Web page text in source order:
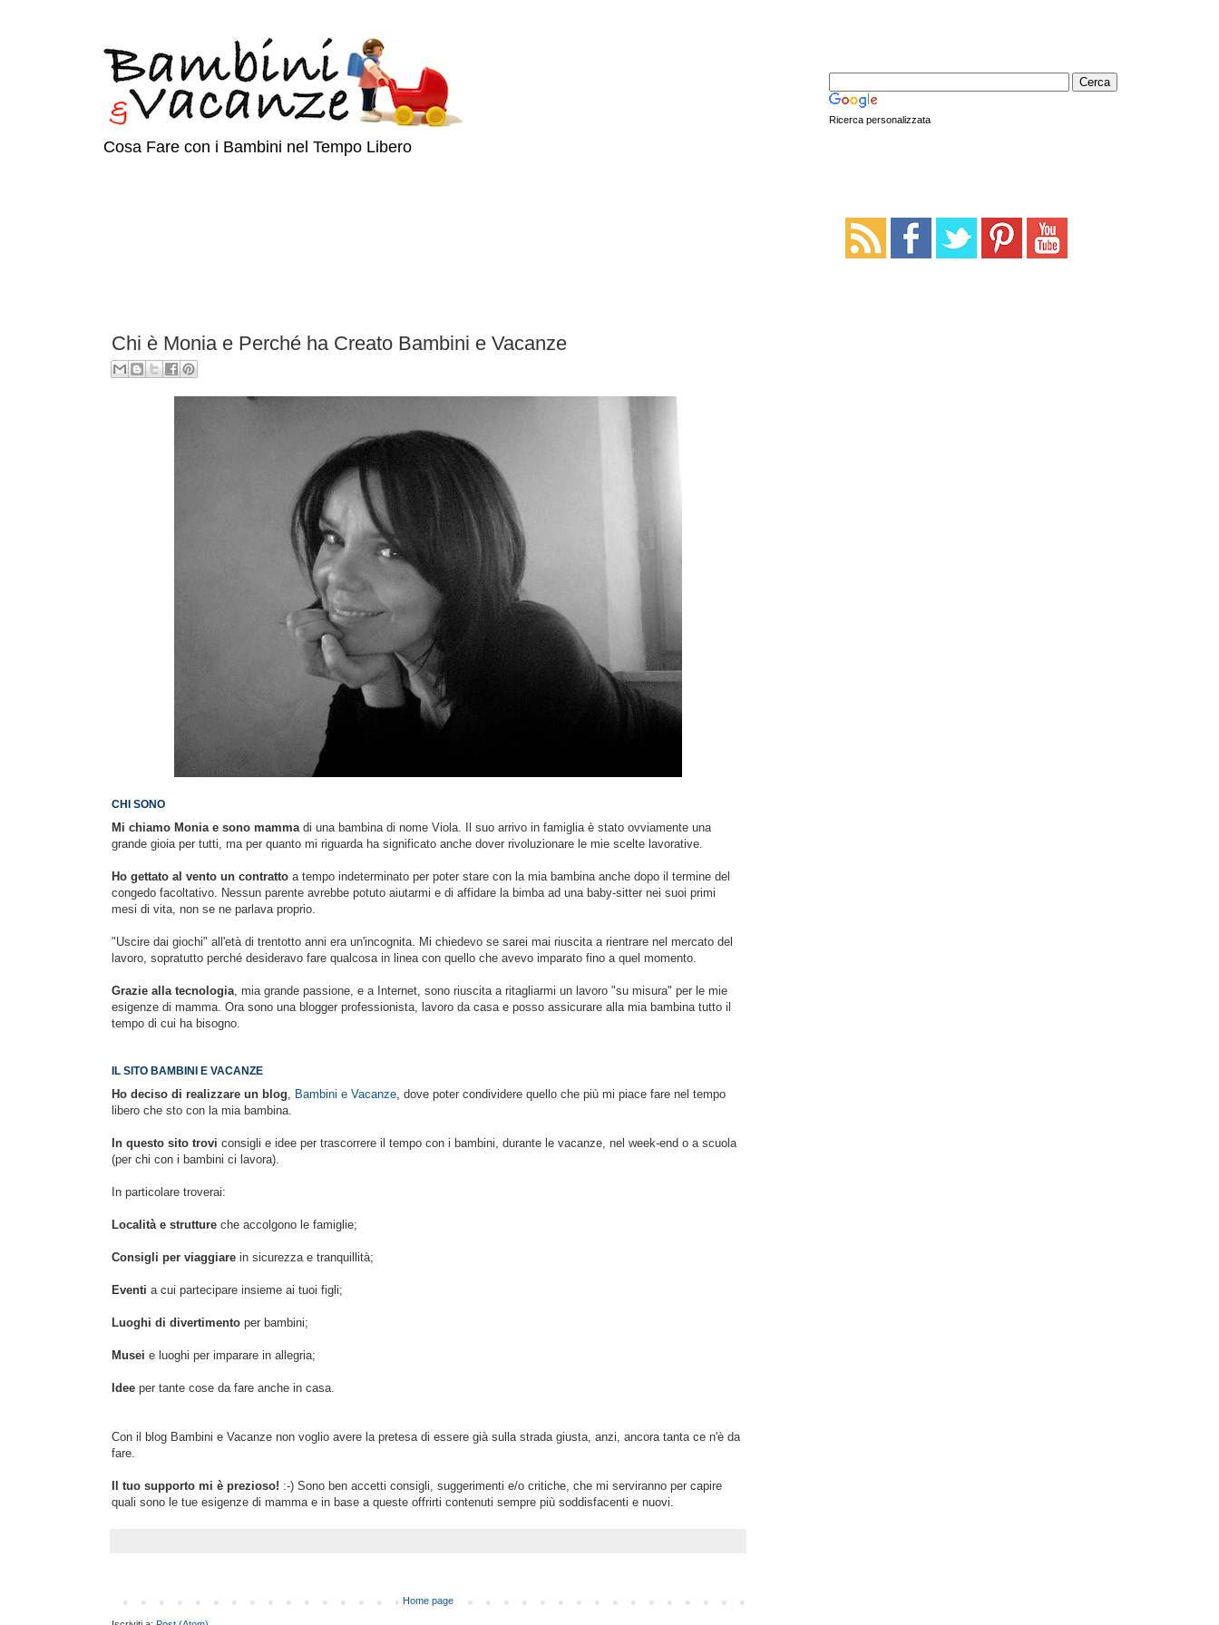
Ricerca personalizzata
Cosa Fare con i Bambini nel Tempo Libero
Chi è Monia e Perché ha Creato Bambini e Vacanze
CHI SONO
Mi chiamo Monia e sono mamma di una bambina di nome Viola. Il suo arrivo in famiglia è stato ovviamente una
grande gioia per tutti, ma per quanto mi riguarda ha significato anche dover rivoluzionare le mie scelte lavorative.
Ho gettato al vento un contratto a tempo indeterminato per poter stare con la mia bambina anche dopo il termine del
congedo facoltativo. Nessun parente avrebbe potuto aiutarmi e di affidare la bimba ad una baby-sitter nei suoi primi
mesi di vita, non se ne parlava proprio.
"Uscire dai giochi" all'età di trentotto anni era un'incognita. Mi chiedevo se sarei mai riuscita a rientrare nel mercato del
lavoro, sopratutto perché desideravo fare qualcosa in linea con quello che avevo imparato fino a quel momento.
Grazie alla tecnologia , mia grande passione, e a Internet, sono riuscita a ritagliarmi un lavoro "su misura" per le mie
esigenze di mamma. Ora sono una blogger professionista, lavoro da casa e posso assicurare alla mia bambina tutto il
tempo di cui ha bisogno.
IL SITO BAMBINI E VACANZE
Ho deciso di realizzare un blog Bambini e Vacanze , dove poter condividere quello che più mi piace fare nel tempo
libero che sto con la mia bambina.
In questo sito trovi consigli e idee per trascorrere il tempo con i bambini, durante le vacanze, nel week-end o a scuola
(per chi con i bambini ci lavora).
In particolare troverai:
Località e strutture che accolgono le famiglie;
Consigli per viaggiare in sicurezza e tranquillità;
Eventi a cui partecipare insieme ai tuoi figli;
Luoghi di divertimento per bambini;
Musei e luoghi per imparare in allegria;
Idee per tante cose da fare anche in casa.
Con il blog Bambini e Vacanze non voglio avere la pretesa di essere già sulla strada giusta, anzi, ancora tanta ce n'è da
fare.
Il tuo supporto mi è prezioso! :-) Sono ben accetti consigli, suggerimenti e/o critiche, che mi serviranno per capire
quali sono le tue esigenze di mamma e in base a queste offrirti contenuti sempre più soddisfacenti e nuovi.
Home page